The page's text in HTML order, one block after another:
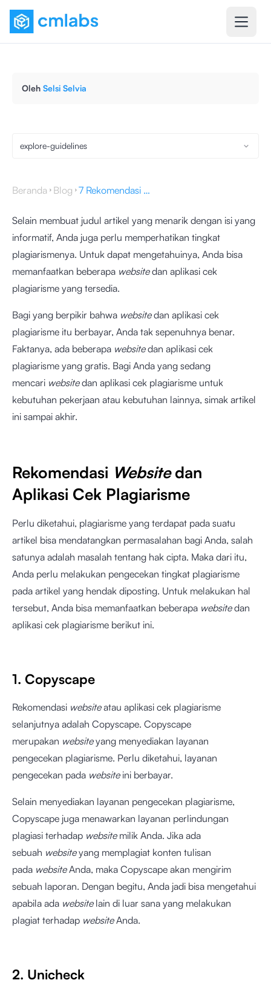
Oleh Selsi Selvia
explore-guidelines
Beranda Blog 7 Rekomendasi Aplikasi Cek Plagiarisme yang Patut Dicoba
Selain membuat judul artikel yang menarik dengan isi yang
informatif, Anda juga perlu memperhatikan tingkat
plagiarismenya. Untuk dapat mengetahuinya, Anda bisa
memanfaatkan beberapa websitedan aplikasi cek
plagiarisme yang tersedia.
Bagi yang berpikir bahwa websitedan aplikasi cek
plagiarisme itu berbayar, Anda tak sepenuhnya benar.
Faktanya, ada beberapa websitedan aplikasi cek
plagiarisme yang gratis. Bagi Anda yang sedang
mencari websitedan aplikasi cek plagiarisme untuk
kebutuhan pekerjaan atau kebutuhan lainnya, simak artikel
ini sampai akhir.
Rekomendasi Websitedan
Aplikasi Cek Plagiarisme
Perlu diketahui, plagiarisme yang terdapat pada suatu
artikel bisa mendatangkan permasalahan bagi Anda, salah
satunya adalah masalah tentang hak cipta. Maka dari itu,
Anda perlu melakukan pengecekan tingkat plagiarisme
pada artikel yang hendak diposting. Untuk melakukan hal
tersebut, Anda bisa memanfaatkan beberapa websitedan
aplikasi cek plagiarisme berikut ini.
1. Copyscape
Rekomendasi websiteatau aplikasi cek plagiarisme
selanjutnya adalah Copyscape. Copyscape
merupakan websiteyang menyediakan layanan
pengecekan plagiarisme. Perlu diketahui, layanan
pengecekan pada website ini berbayar.
Selain menyediakan layanan pengecekan plagiarisme,
Copyscape juga menawarkan layanan perlindungan
plagiasi terhadap website milik Anda. Jika ada
sebuah websiteyang memplagiat konten tulisan
pada websiteAnda, maka Copyscape akan mengirim
sebuah laporan. Dengan begitu, Anda jadi bisa mengetahui
apabila ada website lain di luar sana yang melakukan
plagiat terhadap websiteAnda.
2. Unicheck